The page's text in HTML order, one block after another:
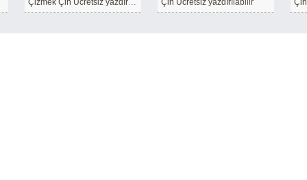
Çizmek Çin Ücretsiz yazdırılabilir Çin Ücretsiz yazdırılabilir